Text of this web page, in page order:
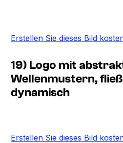
Erstellen Sie dieses Bild
19) Logo mit
Wellenmustern,
dynamisch
Erstellen Sie dieses Bild